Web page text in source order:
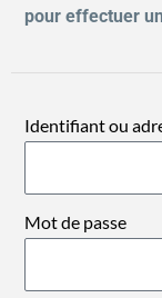
pour effectuer
Identifiant ou
Mot de passe